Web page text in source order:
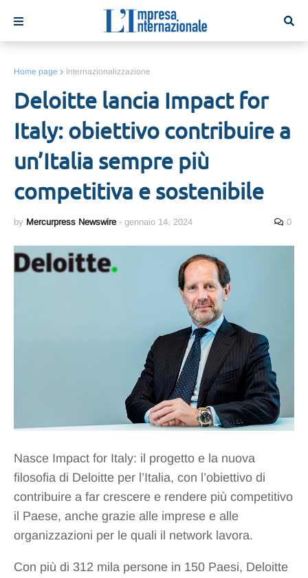
Home page Internazionalizzazione
Deloitte lancia Impact for
Italy: obiettivo contribuire a
un’Italia sempre più
competitiva e sostenibile
by Mercurpress Newswire - gennaio 14, 2024 0
Nasce Impact for Italy: il progetto e la nuova
filosofia di Deloitte per l’Italia, con l’obiettivo di
contribuire a far crescere e rendere più competitivo
il Paese, anche grazie alle imprese e alle
organizzazioni per le quali il network lavora.
Con più di 312 mila persone in 150 Paesi, Deloitte